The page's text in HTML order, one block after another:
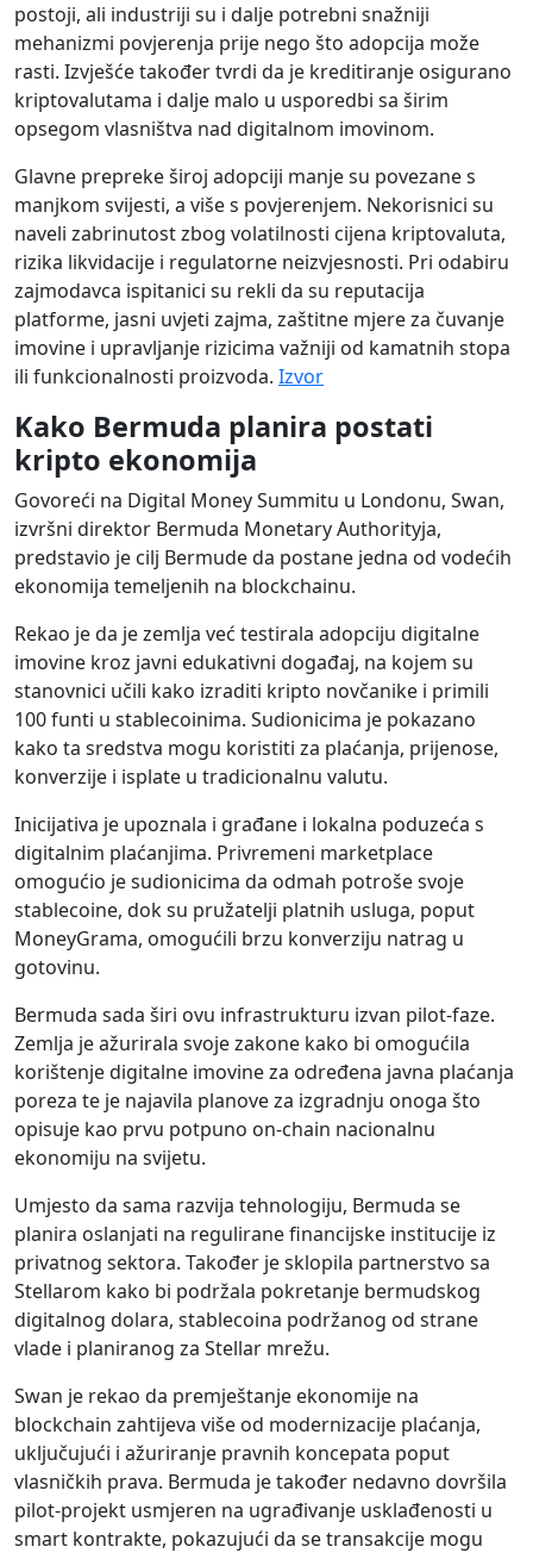
postoji, ali industriji su i dalje potrebni snažniji
mehanizmi povjerenja prije nego što adopcija može
rasti. Izvješće također tvrdi da je kreditiranje osigurano
kriptovalutama i dalje malo u usporedbi sa širim
opsegom vlasništva nad digitalnom imovinom.
Glavne prepreke široj adopciji manje su povezane s
manjkom svijesti, a više s povjerenjem. Nekorisnici su
naveli zabrinutost zbog volatilnosti cijena kriptovaluta,
rizika likvidacije i regulatorne neizvjesnosti. Pri odabiru
zajmodavca ispitanici su rekli da su reputacija
platforme, jasni uvjeti zajma, zaštitne mjere za čuvanje
imovine i upravljanje rizicima važniji od kamatnih stopa
ili funkcionalnosti proizvoda. Izvor
Kako Bermuda planira postati
kripto ekonomija
Govoreći na Digital Money Summitu u Londonu, Swan,
izvršni direktor Bermuda Monetary Authorityja,
predstavio je cilj Bermude da postane jedna od vodećih
ekonomija temeljenih na blockchainu.
Rekao je da je zemlja već testirala adopciju digitalne
imovine kroz javni edukativni događaj, na kojem su
stanovnici učili kako izraditi kripto novčanike i primili
100 funti u stablecoinima. Sudionicima je pokazano
kako ta sredstva mogu koristiti za plaćanja, prijenose,
konverzije i isplate u tradicionalnu valutu.
Inicijativa je upoznala i građane i lokalna poduzeća s
digitalnim plaćanjima. Privremeni marketplace
omogućio je sudionicima da odmah potroše svoje
stablecoine, dok su pružatelji platnih usluga, poput
MoneyGrama, omogućili brzu konverziju natrag u
gotovinu.
Bermuda sada širi ovu infrastrukturu izvan pilot-faze.
Zemlja je ažurirala svoje zakone kako bi omogućila
korištenje digitalne imovine za određena javna plaćanja
poreza te je najavila planove za izgradnju onoga što
opisuje kao prvu potpuno on-chain nacionalnu
ekonomiju na svijetu.
Umjesto da sama razvija tehnologiju, Bermuda se
planira oslanjati na regulirane financijske institucije iz
privatnog sektora. Također je sklopila partnerstvo sa
Stellarom kako bi podržala pokretanje bermudskog
digitalnog dolara, stablecoina podržanog od strane
vlade i planiranog za Stellar mrežu.
Swan je rekao da premještanje ekonomije na
blockchain zahtijeva više od modernizacije plaćanja,
uključujući i ažuriranje pravnih koncepata poput
vlasničkih prava. Bermuda je također nedavno dovršila
pilot-projekt usmjeren na ugrađivanje usklađenosti u
smart kontrakte, pokazujući da se transakcije mogu